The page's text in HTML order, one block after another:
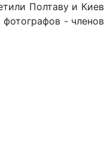
Полтаву и Киев
- членов